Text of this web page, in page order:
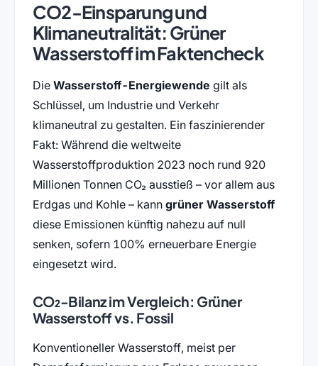
CO2-Einsparung und
Klimaneutralität: Grüner
Wasserstoff im Faktencheck
Die Wasserstoff-Energiewende gilt als
Schlüssel, um Industrie und Verkehr
klimaneutral zu gestalten. Ein faszinierender
Fakt: Während die weltweite
Wasserstoffproduktion 2023 noch rund 920
Millionen Tonnen CO₂ ausstieß – vor allem aus
Erdgas und Kohle – kann grüner Wasserstoff
diese Emissionen künftig nahezu auf null
senken, sofern 100% erneuerbare Energie
eingesetzt wird.
CO₂-Bilanz im Vergleich: Grüner
Wasserstoff vs. Fossil
Konventioneller Wasserstoff, meist per